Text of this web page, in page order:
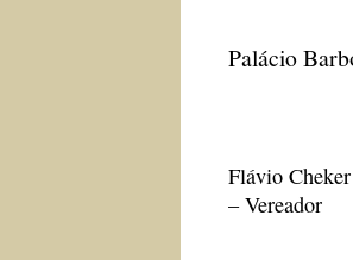
Palácio
Flávio Cheker
– Vereador